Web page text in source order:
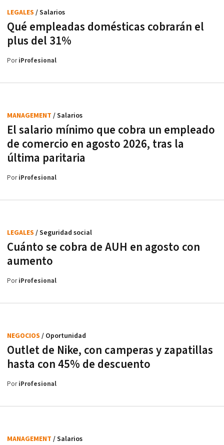
Qué empleadas domésticas cobrarán el
plus del 31%
LEGALES / Salarios
PoriProfesional
El salario mínimo que cobra un empleado
de comercio en agosto 2026, tras la
última paritaria
MANAGEMENT / Salarios
PoriProfesional
Cuánto se cobra de AUH en agosto con
aumento
LEGALES / Seguridad social
PoriProfesional
Outlet de Nike, con camperas y zapatillas
hasta con 45% de descuento
NEGOCIOS / Oportunidad
PoriProfesional
MANAGEMENT / Salarios